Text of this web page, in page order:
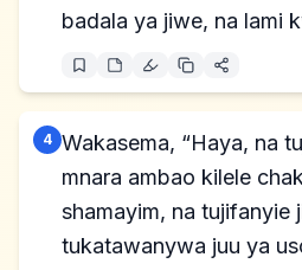
badala ya jiwe, na lami
4 Wakasema, “Haya, na
mnara ambao kilele
shamayim, na tujifanyie
tukatawanywa juu ya